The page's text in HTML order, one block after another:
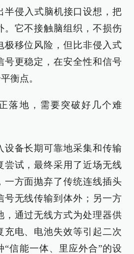
半侵入式脑机接口设想，把
。它不接触脑组织，不损伤
极移位风险，但比非侵入式
号更稳定，在安全性和信号
衡点。
落地，需要突破好几个难
设备长期可靠地采集和传输
尝试，最终采用了近场无线
一方面抛弃了传统连线插头
号无线传输到体外；另一方
，通过无线方式为处理器供
充电、电池失效等引起二次
“信能一体、里应外合”的设